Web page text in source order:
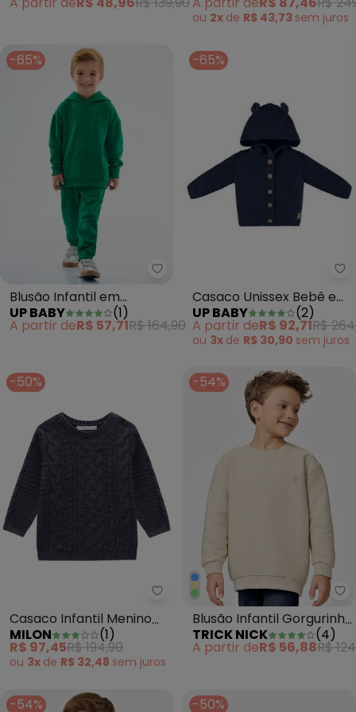
ou 2x de R$ 43,73 sem juros
-65%
Up Baby - Blusão Infantil em
Blusão Infantil em
Moletom e Gorgurão
Verde
UP BABY (1)
A partir deR$ 57,71R$ 164,90
-65%
Casaco Unissex Bebê em
Tricot Azul
UP BABY (2)
A partir deR$ 92,71R$
ou 3x de R$ 30,90 sem juros
-50%
Milon - Casaco Infantil Menino
Casaco Infantil Menino
Tricot Cinza
MILON (1)
R$ 97,45R$ 194,90
ou 3x de R$ 32,48 sem juros
-54%
Blusão Infantil Gorgurinho
Masculino Bege
TRICK NICK (4)
A partir deR$ 56,88R$
-54% -50%